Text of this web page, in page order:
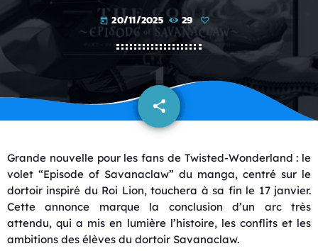
today 20/11/2025 29
share
email
Grande nouvelle pour les fans de Twisted-Wonderland : le
volet “Episode of Savanaclaw” du manga, centré sur le
dortoir inspiré du Roi Lion, touchera à sa fin le 17 janvier.
Cette annonce marque la conclusion d’un arc très
attendu, qui a mis en lumière l’histoire, les conflits et les
ambitions des élèves du dortoir Savanaclaw.